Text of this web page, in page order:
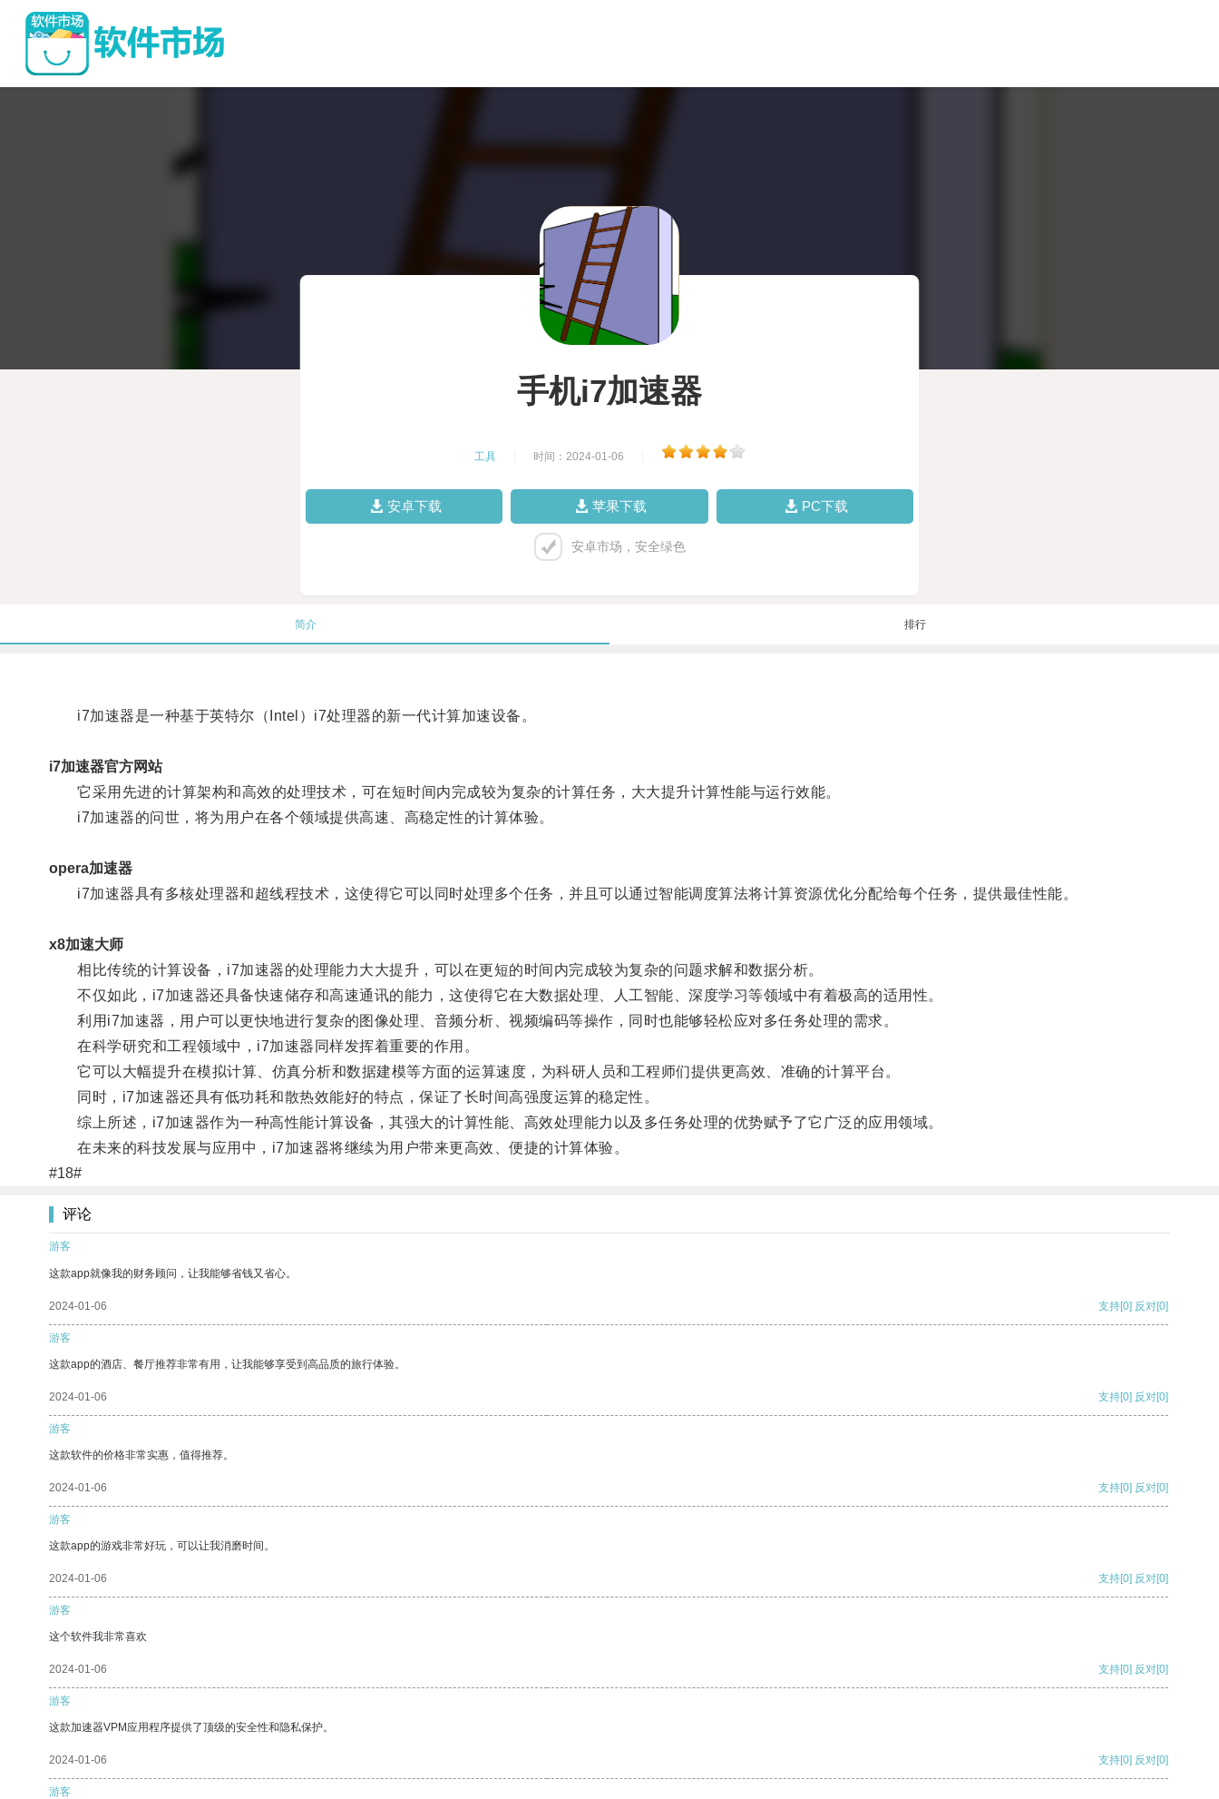
手机i7加速器
工具 时间：2024-01-06
安卓下载 苹果下载 PC下载
安卓市场，安全绿色
简介 排行
i7加速器是一种基于英特尔（Intel）i7处理器的新一代计算加速设备。
i7加速器官方网站
它采用先进的计算架构和高效的处理技术，可在短时间内完成较为复杂的计算任务，大大提升计算性能与运行效能。
i7加速器的问世，将为用户在各个领域提供高速、高稳定性的计算体验。
opera加速器
i7加速器具有多核处理器和超线程技术，这使得它可以同时处理多个任务，并且可以通过智能调度算法将计算资源优化分配给每个任务，提供最佳性能。
x8加速大师
相比传统的计算设备，i7加速器的处理能力大大提升，可以在更短的时间内完成较为复杂的问题求解和数据分析。
不仅如此，i7加速器还具备快速储存和高速通讯的能力，这使得它在大数据处理、人工智能、深度学习等领域中有着极高的适用性。
利用i7加速器，用户可以更快地进行复杂的图像处理、音频分析、视频编码等操作，同时也能够轻松应对多任务处理的需求。
在科学研究和工程领域中，i7加速器同样发挥着重要的作用。
它可以大幅提升在模拟计算、仿真分析和数据建模等方面的运算速度，为科研人员和工程师们提供更高效、准确的计算平台。
同时，i7加速器还具有低功耗和散热效能好的特点，保证了长时间高强度运算的稳定性。
综上所述，i7加速器作为一种高性能计算设备，其强大的计算性能、高效处理能力以及多任务处理的优势赋予了它广泛的应用领域。
在未来的科技发展与应用中，i7加速器将继续为用户带来更高效、便捷的计算体验。
#18#
评论
游客
这款app就像我的财务顾问，让我能够省钱又省心。
2024-01-06 支持[0] 反对[0]
游客
这款app的酒店、餐厅推荐非常有用，让我能够享受到高品质的旅行体验。
2024-01-06 支持[0] 反对[0]
游客
这款软件的价格非常实惠，值得推荐。
2024-01-06 支持[0] 反对[0]
游客
这款app的游戏非常好玩，可以让我消磨时间。
2024-01-06 支持[0] 反对[0]
游客
这个软件我非常喜欢
2024-01-06 支持[0] 反对[0]
游客
这款加速器VPM应用程序提供了顶级的安全性和隐私保护。
2024-01-06 支持[0] 反对[0]
游客